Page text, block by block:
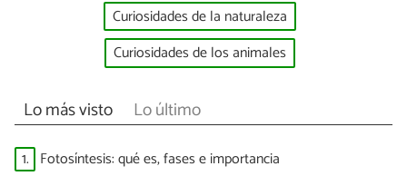
Curiosidades de la naturaleza
Curiosidades de los animales
Lo más visto Lo último
1. Fotosíntesis: qué es, fases e importancia